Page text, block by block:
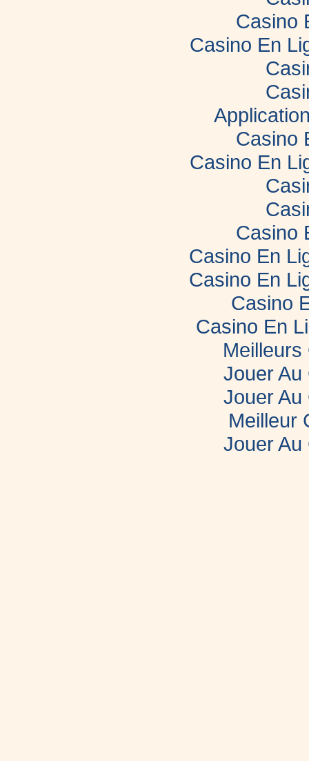
Casino
Casino En
Casino
Casino En
Casino
Casino En
Casino En
Casino
Casino En
Meilleurs
Jouer Au
Jouer Au
Meilleur
Jouer Au